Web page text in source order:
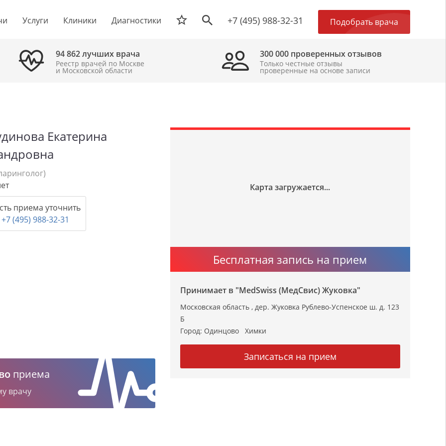
Услуги Клиники Диагностики +7 (495) 988-32-31 Подобрать врача
94 862 лучших врача
Реестр врачей по Москве
и Московской области
300 000 проверенных отзывов
Только честные отзывы
проверенные на основе записи
Екатерина
приема уточнить
+7 (495) 988-32-31
приема
врачу
Бесплатная запись на прием
Принимает в "MedSwiss (МедСвис) Жуковка"
Московская область , дер. Жуковка Рублево-Успенское ш. д. 123
Б
Город: Одинцово Химки